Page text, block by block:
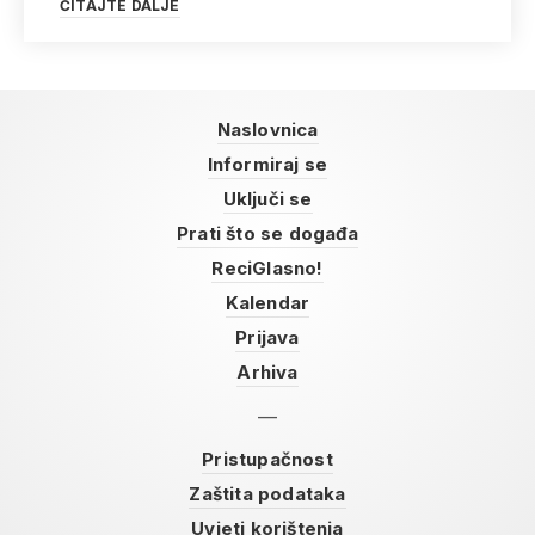
ČITAJTE DALJE
Naslovnica
Informiraj se
Uključi se
Prati što se događa
ReciGlasno!
Kalendar
Prijava
Arhiva
Pristupačnost
Zaštita podataka
Uvjeti korištenja